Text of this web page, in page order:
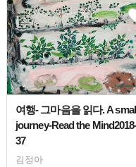
여행- 그마음을 읽다. A
journey-Read the
37
김정아